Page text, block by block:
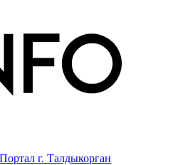
г. Талдыкорган